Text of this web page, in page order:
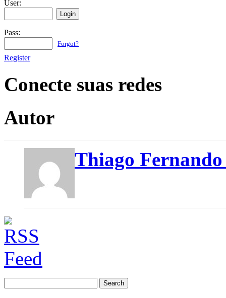
User:
Pass:
Forgot?
Register
Conecte suas redes
Autor
Thiago
for: